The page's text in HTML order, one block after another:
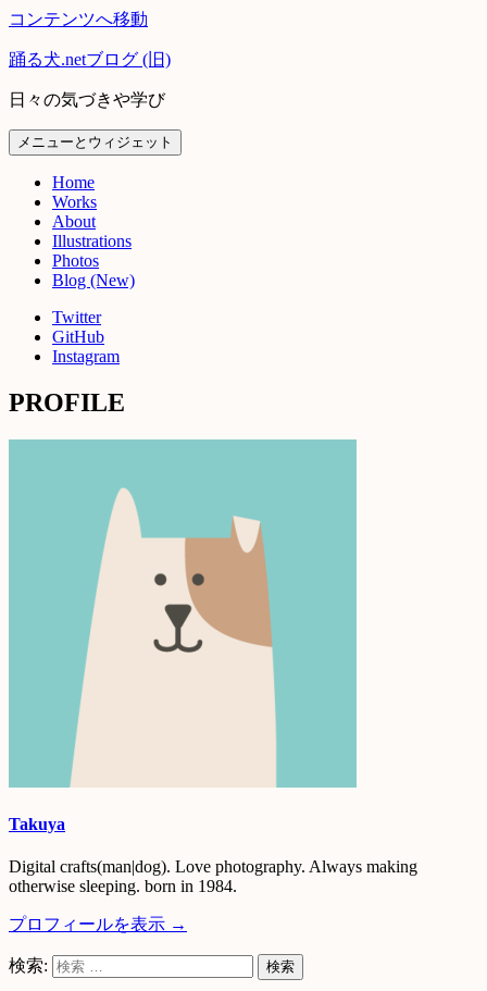
コンテンツへ移動
踊る犬.netブログ (旧)
日々の気づきや学び
メニューとウィジェット
Home
Works
About
Illustrations
Photos
Blog (New)
Twitter
GitHub
Instagram
PROFILE
Takuya
Digital crafts(man|dog). Love photography. Always making
otherwise sleeping. born in 1984.
プロフィールを表示 →
検索: